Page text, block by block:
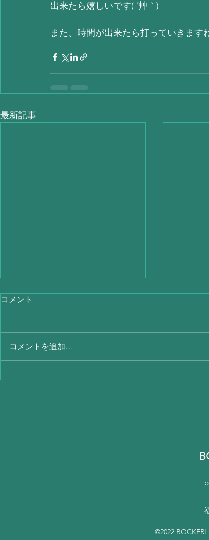
出来たら嬉しいです( ´艸｀)
また、時間が出来たら打っていきます
最新記事
コメント
コメントを追加…
©2022